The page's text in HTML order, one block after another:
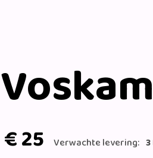
€ 25 Verwachte levering: